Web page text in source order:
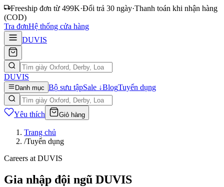
Freeship đơn từ 499K·Đổi trả 30 ngày·Thanh toán khi nhận hàng
(COD)
Tra đơnHệ thống cửa hàng
DUVIS
DUVIS
Danh mục Bộ sưu tậpSale ↓BlogTuyển dụng
Yêu thích Giỏ hàng
Trang chủ
/Tuyển dụng
Careers at DUVIS
Gia nhập đội ngũ DUVIS